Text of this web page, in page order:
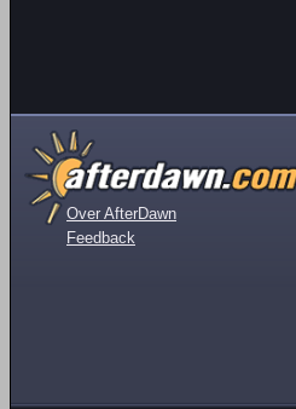
Over AfterDawn
Feedback